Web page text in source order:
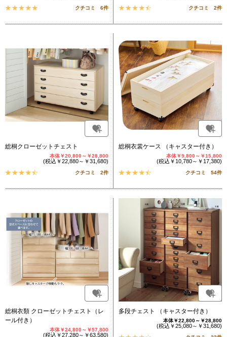
クチコミ 6件 クチコミ 2件
総桐クローゼットチェスト
本体￥20,800～￥28,800
(税込￥22,880～￥31,680)
クチコミ 2件
総桐衣裳ケース （キャスター付き）
本体￥9,800～￥15,800
(税込￥10,780～￥17,380)
クチコミ 54件
総桐衣類 クローゼットチェスト（レ
ール付き）
本体￥24,800～￥57,800
(税込￥27,280～￥63,580)
多段チェスト （キャスター付き）
本体￥22,800～￥28,800
(税込￥25,080～￥31,680)